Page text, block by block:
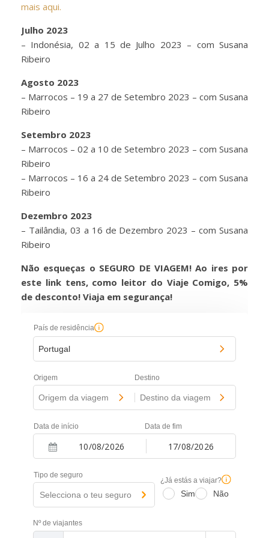
mais aqui.
Julho 2023
– Indonésia, 02 a 15 de Julho 2023 – com Susana
Ribeiro
Agosto 2023
– Marrocos – 19 a 27 de Setembro 2023 – com Susana
Ribeiro
Setembro 2023
– Marrocos – 02 a 10 de Setembro 2023 – com Susana
Ribeiro
– Marrocos – 16 a 24 de Setembro 2023 – com Susana
Ribeiro
Dezembro 2023
– Tailândia, 03 a 16 de Dezembro 2023 – com Susana
Ribeiro
Não esqueças o SEGURO DE VIAGEM! Ao ires por
este link tens, como leitor do Viaje Comigo, 5%
de desconto! Viaja em segurança!
País de residência
Portugal
Origem Destino
Origem da viagem Destino da viagem
Data de início Data de fim
Navigate
to
with
the
calendar
and
Navigate
to
interact
with
Nº de viajantes
Tipo de seguro
Selecciona o teu seguro
¿Já estás a viajar?
Sim Não